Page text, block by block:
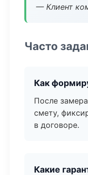
— Клиент
Часто
Как
После
смету,
в договоре.
Какие